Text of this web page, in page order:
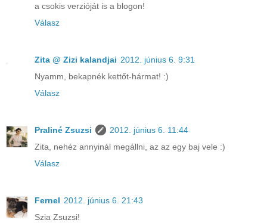
a csokis verzióját is a blogon!
Válasz
Zita @ Zizi kalandjai 2012. június 6. 9:31
Nyamm, bekapnék kettőt-hármat! :)
Válasz
Praliné Zsuzsi
2012. június 6. 11:44
Zita, nehéz annyinál megállni, az az egy baj vele :)
Válasz
Fernel 2012. június 6. 21:43
Szia Zsuzsi!